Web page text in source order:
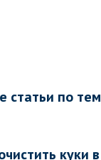
статьи по
куки в